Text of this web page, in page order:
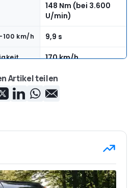
148 Nm (bei 3.600
U/min)
km/h 9,9 s
170 km/h
4,8 l/100km (WLTP) /
5,6 l/100km
(Testverbrauch)
1.797 mm
1.576 mm
Artikel teilen